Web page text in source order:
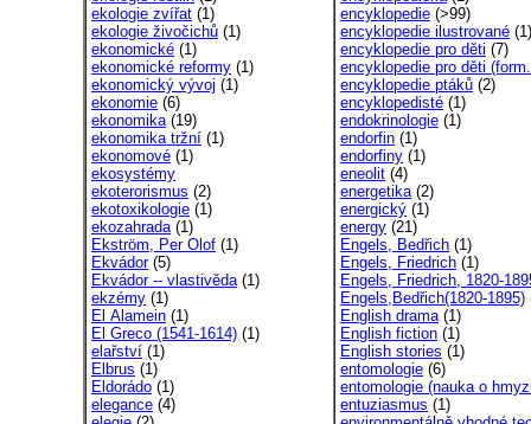
ekologie zvířat (1)
ekologie živočichů (1)
ekonomické (1)
ekonomické reformy (1)
ekonomický vývoj (1)
ekonomie (6)
ekonomika(19)
ekonomika tržní (1)
ekonomové (1)
ekosystémy
ekoterorismus (2)
ekotoxikologie (1)
ekozahrada(1)
Ekström, Per Olof (1)
Ekvádor(5)
Ekvádor -- vlastivěda(1)
ekzémy (1)
El Alamein (1)
El Greco (1541-1614) (1)
elařství (1)
Elbrus (1)
Eldorádo (1)
elegance (4)
encyklopedie (>99)
encyklopedie ilustrované (1)
encyklopedie pro děti (7)
encyklopedie pro děti
encyklopedie ptáků (2)
encyklopedisté (1)
endokrinologie (1)
endorfin (1)
endorfiny (1)
eneolit (4)
energetika(2)
energický (1)
energy (21)
Engels, Bedřich (1)
Engels, Friedrich (1)
Engels, Friedrich, 1820-
Engels,Bedřich(1820-1895)
English drama(1)
English fiction (1)
English stories (1)
entomologie (6)
entomologie (nauka o
entuziasmus (1)